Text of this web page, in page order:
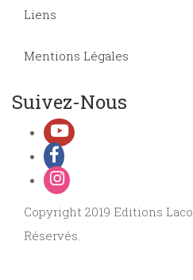
Liens
Mentions Légales
Suivez-Nous
Copyright 2019 Editions
Réservés.